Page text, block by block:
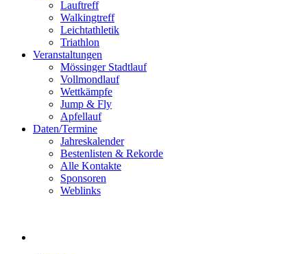
Lauftreff
Walkingtreff
Leichtathletik
Triathlon
Veranstaltungen
Mössinger Stadtlauf
Vollmondlauf
Wettkämpfe
Jump & Fly
Apfellauf
Daten/Termine
Jahreskalender
Bestenlisten & Rekorde
Alle Kontakte
Sponsoren
Weblinks